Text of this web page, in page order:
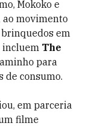
Mokoko e
ao movimento
em
incluem The
para
de consumo.
em parceria
filme